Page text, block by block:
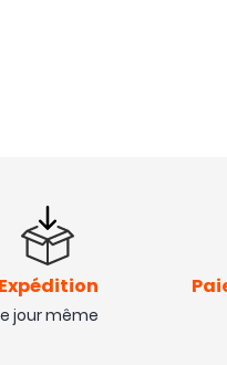
Expédition
jour même